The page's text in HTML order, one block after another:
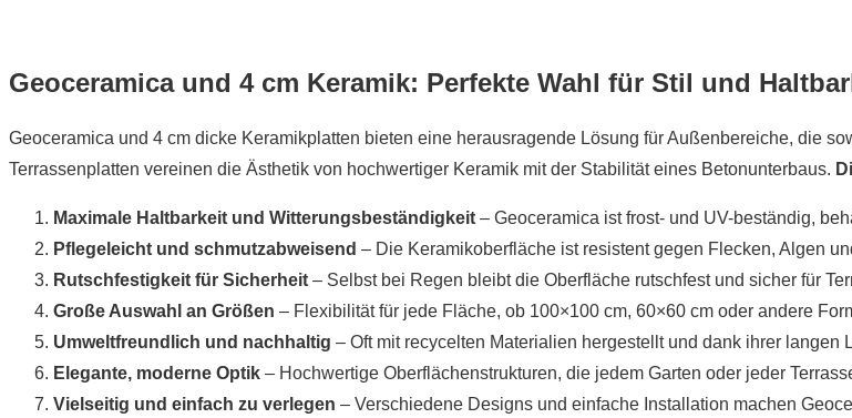
Geoceramica und 4 cm Keramik: Perfekte Wahl für Stil und
Geoceramica und 4 cm dicke Keramikplatten bieten eine herausragende Lösung für Außenbereiche, die
Terrassenplatten vereinen die Ästhetik von hochwertiger Keramik mit der Stabilität eines Betonunterbaus.
Maximale Haltbarkeit und Witterungsbeständigkeit – Geoceramica ist frost- und UV-beständig,
Pflegeleicht und schmutzabweisend – Die Keramikoberfläche ist resistent gegen Flecken, Algen
Rutschfestigkeit für Sicherheit – Selbst bei Regen bleibt die Oberfläche rutschfest und sicher für
Große Auswahl an Größen – Flexibilität für jede Fläche, ob 100×100 cm, 60×60 cm oder andere
Umweltfreundlich und nachhaltig – Oft mit recycelten Materialien hergestellt und dank ihrer langen
Elegante, moderne Optik – Hochwertige Oberflächenstrukturen, die jedem Garten oder jeder
Vielseitig und einfach zu verlegen – Verschiedene Designs und einfache Installation machen